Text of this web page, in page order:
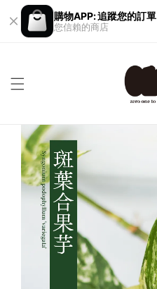
購物APP: 追蹤您的訂單
您信賴的商店